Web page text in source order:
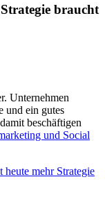
braucht
Unternehmen
und ein gutes
beschäftigen
und Social
mehr Strategie